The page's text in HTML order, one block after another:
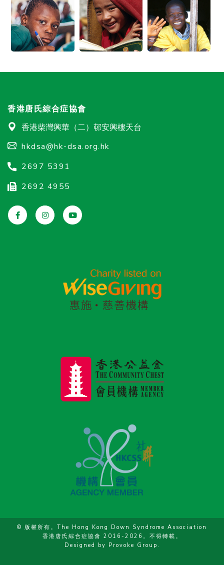
香港唐氏綜合症協會
香港柴灣興華（二）邨安興樓天台
hkdsa@hk-dsa.org.hk
2697 5391
2692 4955
© 版權所有。The Hong Kong Down Syndrome Association
香港唐氏綜合症協會 2016-2026。不得轉載。
Designed by Provoke Group .